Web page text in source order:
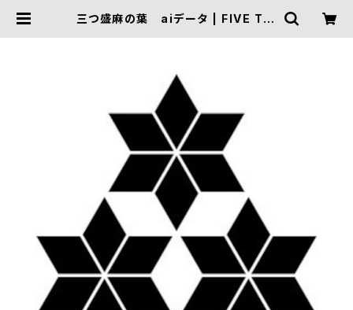
三つ盛麻の葉 aiデータ | FIVE TRI